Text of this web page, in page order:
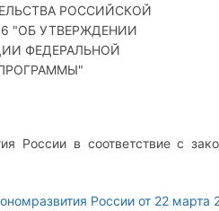
РОССИЙСКОЙ
"ОБ УТВЕРЖДЕНИИ
ФЕДЕРАЛЬНОЙ
России в соответствие с
России от 22 марта